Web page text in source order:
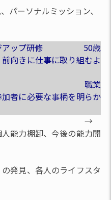
パーソナルミッション、
アップ研修 50歳
向きに仕事に取り組むよ
業
者に必要な事柄を明らか
能力棚卸、今後の能力開
発見、各人のライフスタ